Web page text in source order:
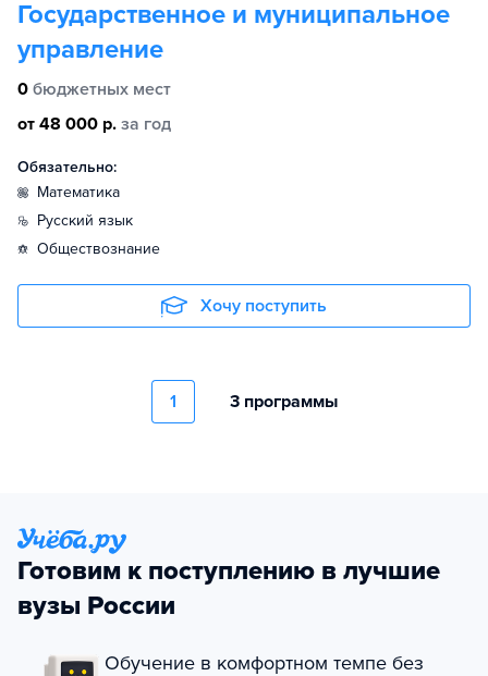
Государственное и муниципальное
управление
0 бюджетных мест
от 48 000 р. за год
Обязательно:
математика
русский язык
обществознание
Хочу поступить
1 3 программы
Готовим к поступлению в лучшие
вузы России
Обучение в комфортном темпе без